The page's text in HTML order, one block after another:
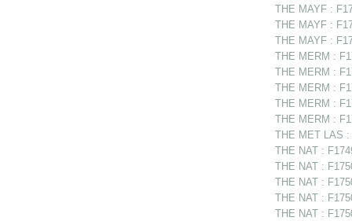
THE MAYF :
THE MAYF :
THE MAYF :
THE MERM :
THE MERM :
THE MERM :
THE MERM :
THE MERM :
THE MET LAS :
THE NAT :
THE NAT :
THE NAT :
THE NAT :
THE NAT :